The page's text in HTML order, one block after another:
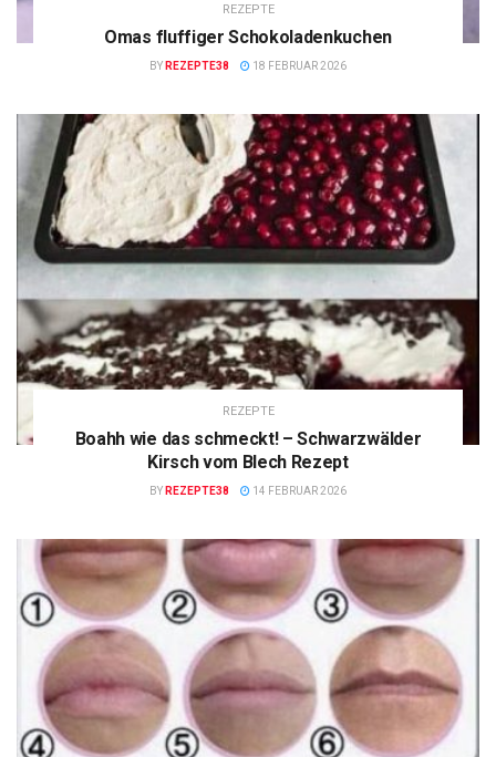
REZEPTE
Omas fluffiger Schokoladenkuchen
BY REZEPTE38 18 FEBRUAR 2026
REZEPTE
Boahh wie das schmeckt! – Schwarzwälder
Kirsch vom Blech Rezept
BY REZEPTE38 14 FEBRUAR 2026